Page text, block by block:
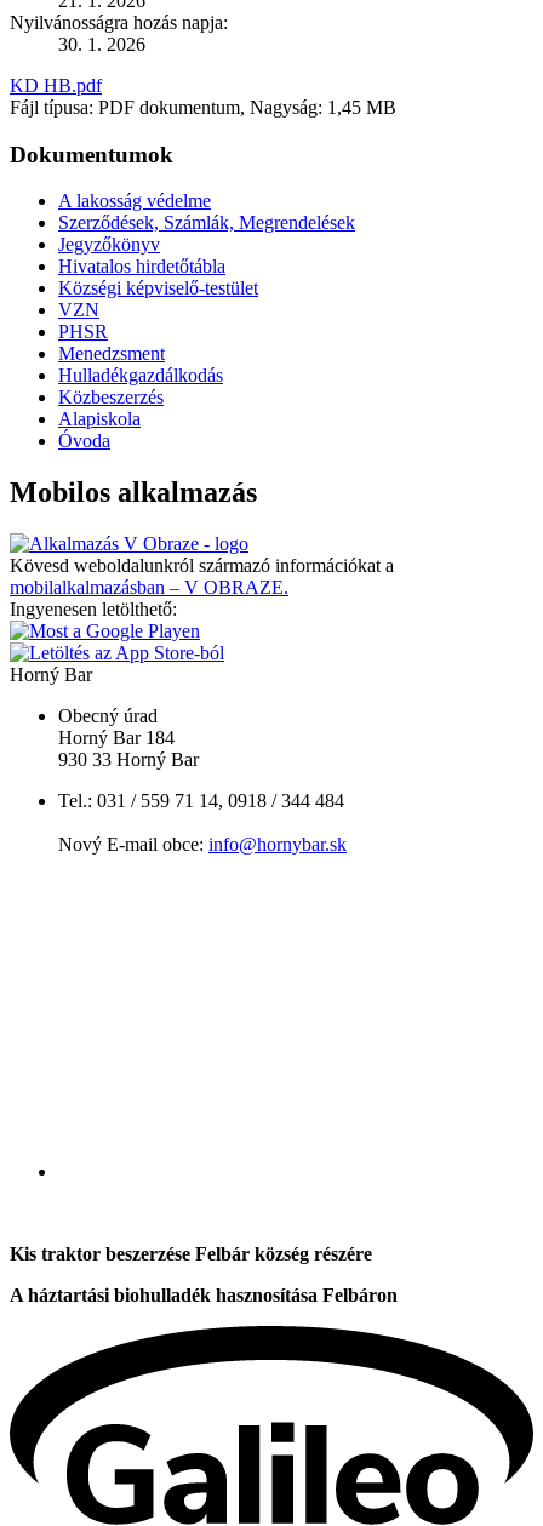
Nyilvánosságra hozás napja:
30. 1. 2026
KD HB.pdf
Fájl típusa: PDF dokumentum, Nagyság: 1,45 MB
Dokumentumok
A lakosság védelme
Szerződések, Számlák, Megrendelések
Jegyzőkönyv
Hivatalos hirdetőtábla
Községi képviselő-testület
VZN
PHSR
Menedzsment
Hulladékgazdálkodás
Közbeszerzés
Alapiskola
Óvoda
Mobilos alkalmazás
Kövesd weboldalunkról származó információkat a
mobilalkalmazásban – V OBRAZE.
Ingyenesen letölthető:
Horný Bar
Obecný úrad
Horný Bar 184
930 33 Horný Bar
Tel.: 031 / 559 71 14, 0918 / 344 484
Nový E-mail obce: info@hornybar.sk
Kis traktor beszerzése Felbár község részére
A háztartási biohulladék hasznosítása Felbáron